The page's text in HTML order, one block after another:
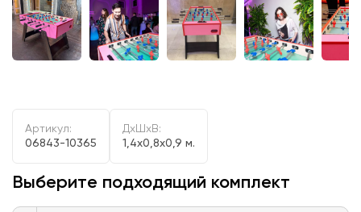
Артикул:
06843-10365
ДxШxВ:
1,4x0,8x0,9 м.
Выберите подходящий комплект